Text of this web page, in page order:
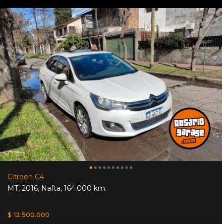
Citroen C4
MT, 2016, Nafta, 164.000 km.
$ 12.500.000